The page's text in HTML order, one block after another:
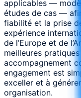
applicables —
études de cas —
fiabilité et la prise
expérience
de l’Europe et de
meilleures
accompagnement
engagement est
exceller et à
organisation.